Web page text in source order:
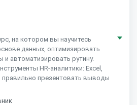
на котором вы научитесь
данных, оптимизировать
и автоматизировать рутину.
HR-аналитики: Excel,
правильно презентовать выводы